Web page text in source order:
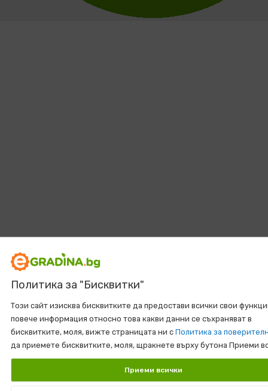
Политика за "Бисквитки"
Този сайт изисква бисквитките да предостави всички свои
повече информация относно това какви данни се съхраняват в
бисквитките, моля, вижте страницата ни с Политика за
да приемете бисквитките, моля, щракнете върху бутона Приеми
Приеми всички